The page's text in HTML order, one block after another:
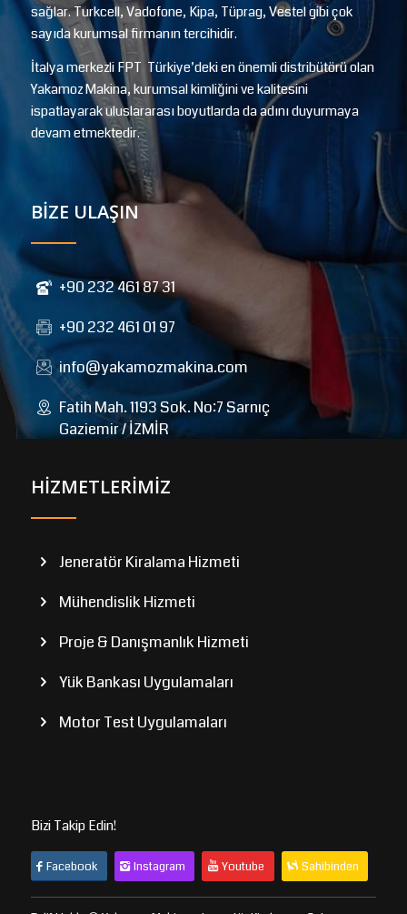
HİZMETLERİMİZ
Jeneratör Kiralama Hizmeti
Mühendislik Hizmeti
Proje & Danışmanlık Hizmeti
Yük Bankası Uygulamaları
Motor Test Uygulamaları
BİZE ULAŞIN
+90 232 461 87 31
+90 232 461 01 97
info@yakamozmakina.com
Fatih Mah. 1193 Sok. No:7 Sarnıç
Gaziemir / İZMİR
Bizi Takip Edin!
Facebook Instagram Youtube Sahibinden
sağlar. Turkcell, Vadofone, Kipa, Tüprag, Vestel gibi çok
sayıda kurumsal firmanın tercihidir.
İtalya merkezli FPT Türkiye’deki en önemli distribütörü olan
Yakamoz Makina, kurumsal kimliğini ve kalitesini
ispatlayarak uluslararası boyutlarda da adını duyurmaya
devam etmektedir.